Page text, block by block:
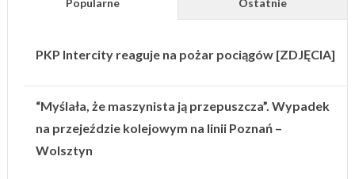
Popularne Ostatnie
PKP Intercity reaguje na pożar pociągów [ZDJĘCIA]
“Myślała, że maszynista ją przepuszcza”. Wypadek
na przejeździe kolejowym na linii Poznań –
Wolsztyn